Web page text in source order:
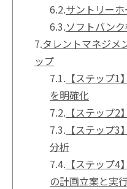
6.2.サントリー
6.3.ソフトバン
7.タレントマネジメ
ップ
7.1. 【ステップ
を明確化
7.2. 【ステップ
7.3. 【ステップ
分析
7.4. 【ステップ
の計画立案と実